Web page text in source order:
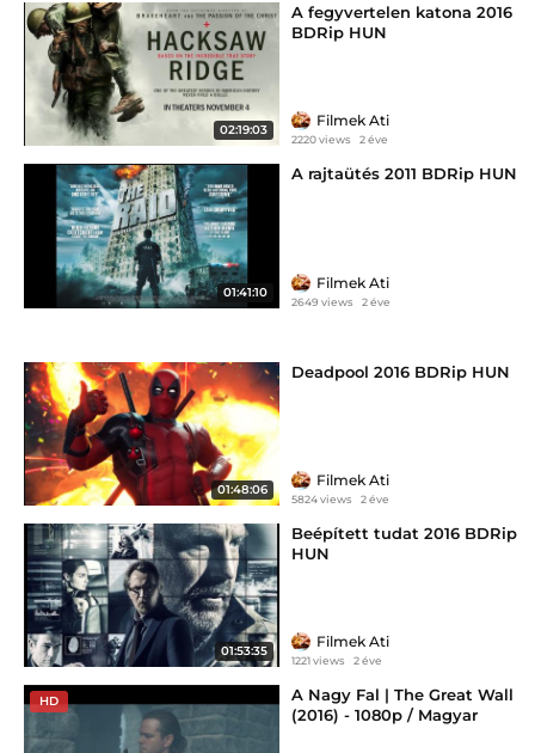
02:19:03
A fegyvertelen katona 2016
BDRip HUN
Filmek Ati
2220 views 2 éve
01:41:10
A rajtaütés 2011 BDRip HUN
Filmek Ati
2649 views 2 éve
01:48:06
Deadpool 2016 BDRip HUN
Filmek Ati
5824 views 2 éve
01:53:35
Beépített tudat 2016 BDRip
HUN
Filmek Ati
1221 views 2 éve
HD
A Nagy Fal | The Great Wall
(2016) - 1080p / Magyar